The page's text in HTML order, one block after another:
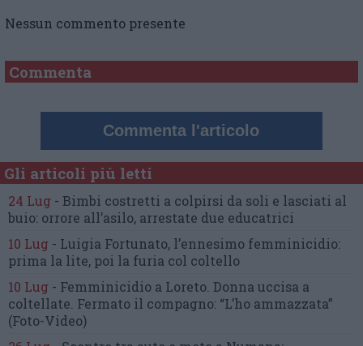
Nessun commento presente
Commenta
Commenta l'articolo
Gli articoli più letti
24 Lug - Bimbi costretti a colpirsi da soli e lasciati al
buio: orrore all’asilo, arrestate due educatrici
10 Lug - Luigia Fortunato, l’ennesimo femminicidio:
prima la lite, poi la furia col coltello
10 Lug - Femminicidio a Loreto. Donna uccisa a
coltellate. Fermato il compagno: “L’ho ammazzata”
(Foto-Video)